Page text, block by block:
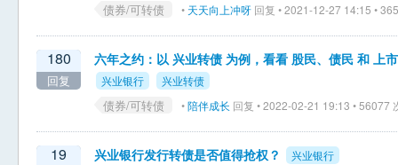
债券/可转债 • 天天向上冲呀 回复 • 2021-12-27 14:15 •
180
回复
六年之约：以 兴业转债 为例，看看 股民、债民 和 上
兴业银行 兴业转债
债券/可转债 •陪伴成长 回复 • 2022-02-21 19:13 • 56077
19 兴业银行发行转债是否值得抢权？ 兴业银行